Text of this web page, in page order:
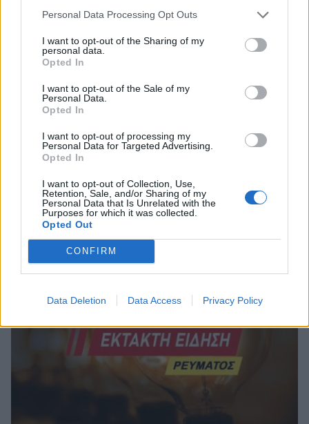
Personal Data Processing Opt Outs
I want to opt-out of the Sharing of my
personal data.
Opted In
I want to opt-out of the Sale of my
Personal Data.
Opted In
I want to opt-out of processing my
Personal Data for Targeted Advertising.
Opted In
I want to opt-out of Collection, Use,
Retention, Sale, and/or Sharing of my
Personal Data that Is Unrelated with the
Purposes for which it was collected.
Opted Out
CONFIRM
Data Deletion Data Access Privacy Policy
Μονεμβάσια: «Η Μουσική ως Γλώσσα» με
τραγούδια από τη Μεσόγειο
08/08/2026 10:40